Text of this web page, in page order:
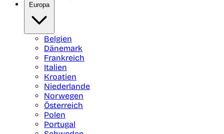
Europa
Belgien
Dänemark
Frankreich
Italien
Kroatien
Niederlande
Norwegen
Österreich
Polen
Portugal